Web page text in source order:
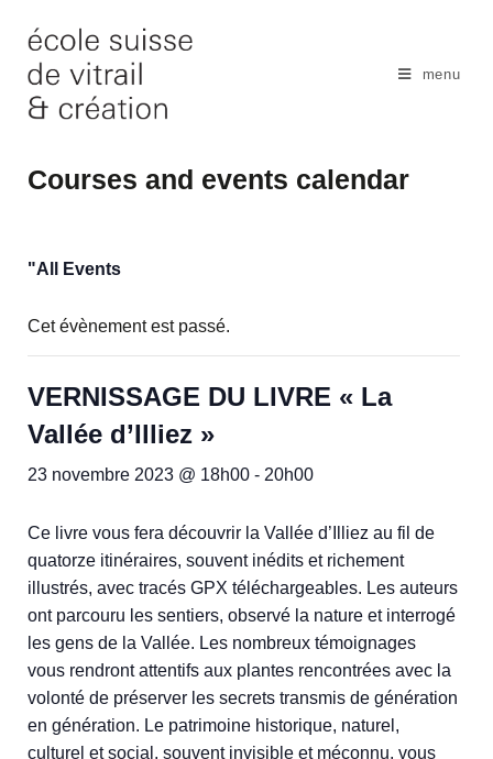
content
menu
Courses and events calendar
"All Events
Cet évènement est passé.
VERNISSAGE DU LIVRE « La
Vallée d’Illiez »
23 novembre 2023 @ 18h00 - 20h00
Ce livre vous fera découvrir la Vallée d’Illiez au fil de
quatorze itinéraires, souvent inédits et richement
illustrés, avec tracés GPX téléchargeables. Les auteurs
ont parcouru les sentiers, observé la nature et interrogé
les gens de la Vallée. Les nombreux témoignages
vous rendront attentifs aux plantes rencontrées avec la
volonté de préserver les secrets transmis de génération
en génération. Le patrimoine historique, naturel,
culturel et social, souvent invisible et méconnu, vous